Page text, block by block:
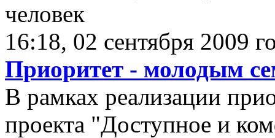
человек
16:18, 02 сентября 2009
Приоритет - молодым
В рамках реализации
проекта "Доступное и